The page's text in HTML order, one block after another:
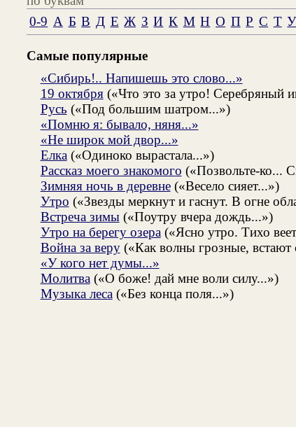
0-9 А Б В Д Е Ж З И К М Н О П Р С Т У
Самые популярные
«Сибирь!.. Напишешь это слово...»
19 октября(«Что это за утро! Серебряный
Русь («Под большим шатром...»)
«Помню я: бывало, няня...»
«Не широк мой двор...»
Елка («Одиноко вырастала...»)
Рассказ моего знакомого («Позвольте-ко...
Зимняя ночь в деревне(«Весело сияет...»)
Утро («Звезды меркнут и гаснут. В огне
Встреча зимы(«Поутру вчера дождь...»)
Утро на берегу озера («Ясно утро. Тихо
Война за веру(«Как волны грозные,
«У кого нет думы...»
Молитва («О боже! дай мне воли силу...»)
Музыка леса («Без конца поля...»)